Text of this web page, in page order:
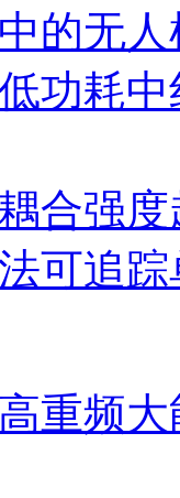
的无
功耗
合强
可追
重频